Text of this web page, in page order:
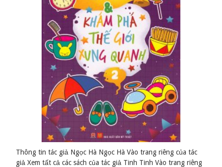
Thông tin tác giả Ngọc Hà Ngọc Hà Vào trang riêng của tác
giả Xem tất cả các sách của tác giả Tinh Tinh Vào trang riêng